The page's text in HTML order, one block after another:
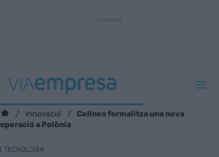
Innovació
Cellnex formalitza una nova
operació a Polònia
TECNOLOGIA